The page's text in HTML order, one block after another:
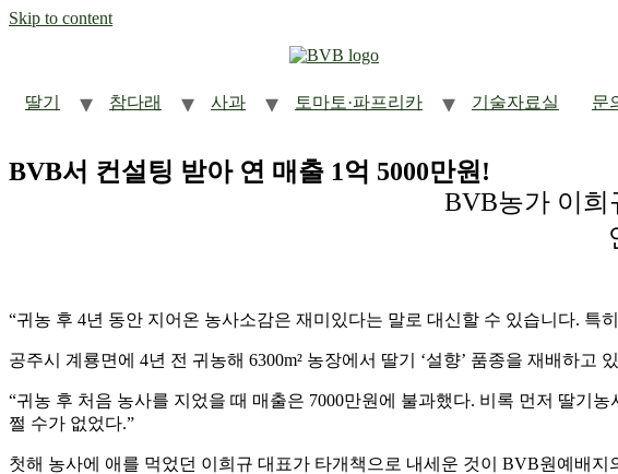
Skip to content
딸기 참다래 사과 토마토·파프리카 기술자료실 문
BVB서 컨설팅 받아 연 매출 1억 5000만원!
BVB농가 이희
“귀농 후 4년 동안 지어온 농사소감은 재미있다는 말로 대신할 수 있습니다. 특
공주시 계룡면에 4년 전 귀농해 6300m² 농장에서 딸기 ‘설향’ 품종을 재배하고
“귀농 후 처음 농사를 지었을 때 매출은 7000만원에 불과했다. 비록 먼저 딸기농
쩔 수가 없었다.”
첫해 농사에 애를 먹었던 이희규 대표가 타개책으로 내세운 것이 BVB원예배지